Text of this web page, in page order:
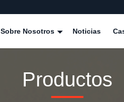
Sobre Nosotros Noticias
Productos